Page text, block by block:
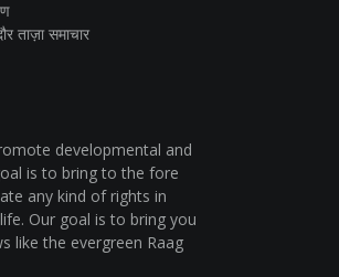
ताज़ा समाचार
developmental and
is to bring to the fore
any kind of rights in
Our goal is to bring you
like the evergreen Raag